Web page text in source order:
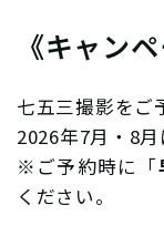
《キャン
七五三撮影をご
2026年7月・8
※ご予約時に「
ください。